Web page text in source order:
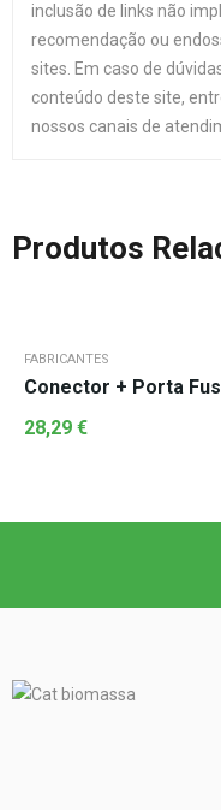
inclusão de links não
recomendação ou
sites. Em caso de
conteúdo deste site,
nossos canais de
Produtos
FABRICANTES
Conector + Porta
28,29 €